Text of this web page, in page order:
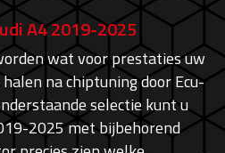
A4 2019-2025
wat voor prestaties uw
na chiptuning door Ecu-
selectie kunt u
2025 met bijbehorend